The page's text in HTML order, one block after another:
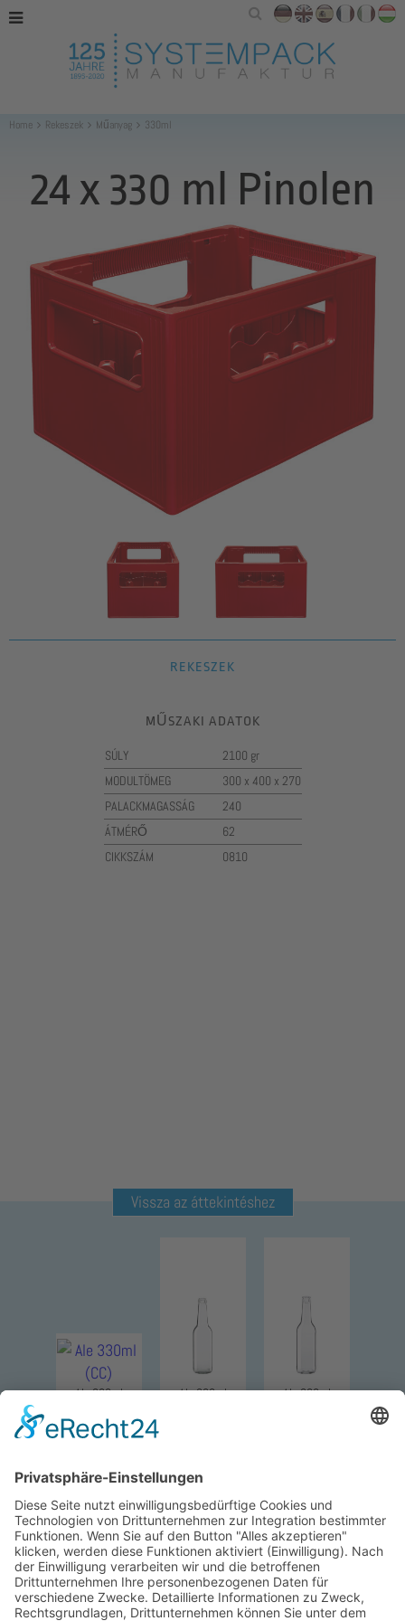
Home Rekeszek Műanyag 330ml
24 x 330 ml Pinolen
REKESZEK
MŰSZAKI ADATOK
SÚLY
2100 gr
MODULTÖMEG
300 x 400 x 270
PALACKMAGASSÁG
240
ÁTMÉRŐ
62
CIKKSZÁM
0810
Vissza az áttekintéshez
Ale 330ml Ale 330ml Ale 330ml
Ale 330ml Ale 330ml Ale 330ml